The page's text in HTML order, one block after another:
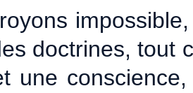
doctrines, tout
une